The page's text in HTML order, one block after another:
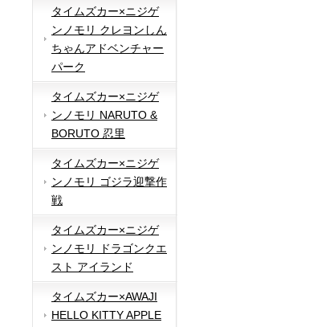
タイムズカー×ニジゲ
ンノモリ クレヨンしん
ちゃんアドベンチャー
パーク
タイムズカー×ニジゲ
ンノモリ NARUTO &
BORUTO 忍里
タイムズカー×ニジゲ
ンノモリ ゴジラ迎撃作
戦
タイムズカー×ニジゲ
ンノモリ ドラゴンクエ
スト アイランド
タイムズカー×AWAJI
HELLO KITTY APPLE